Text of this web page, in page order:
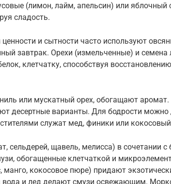
(лимон, лайм, апельсин) или яблочный
сладость.
и сытности часто используют
завтрак. Орехи (измельченные) и семена
клетчатку, способствуя
или мускатный орех, обогащают аромат.
десертные варианты. Для бодрости можно
служат мед, финики или
сельдерей, щавель, мелисса) в сочетании с
обогащенные клетчаткой и
манго, кокосовое пюре) придают
вода и лед делают смузи освежающим.